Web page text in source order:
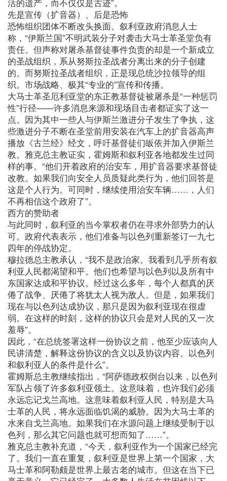
活的遗产，而不仅仅是古迹”。
先是宣传（扩音器）、后是恐怖
恐怖组织团体不断改头换面。叙利亚政府消息人士
称，“伊斯兰国”不明武装分子对袭击大马士革圣堂负有
责任。但声称对屠杀基督徒事件负责的却是一个新成立
的圣战组织，系从努斯拉圣战者分离出来的分子创建
的。而努斯拉圣战者组织，正是现总统沙拉领导的组
织。市场战略、极其“专业的”宣传和传播。
大马士革圣厄利亚堂的东正教基督徒被屠杀是“一种惩罚
性”行径——许多消息来源和现场目击者都证实了这一
点。因为其中一些人与伊斯兰激进分子发生了争执，这
些激进分子不断在圣堂前用安装在汽车上的扩音器高声
播放《古兰经》经文，呼吁基督徒们皈依并加入伊斯兰
教。雅克总主教证实，霍姆斯和叙利亚各地都发生过同
样的事。“他们开着政府的治安车，用扩音器要求基督徒
改教。如果我们向安全人员质疑此类行为，他们回答是
这是个人行为。可同时，继续使用治安车辆……，人们
不再相信这个政府了”。
西方的赞助者
与此同时，叙利亚的当今掌权者仍在寻求外部势力的认
可。政府代表表示，他们准备与以色列重新签订一九七
四年的停战协定。
穆拉德总主教承认，“我不是政治家。我看到几乎所有叙
利亚人民都渴望和平。他们也希望与以色列以及所有中
东国家达成和平协议。经过这么多年，每个人都真的厌
倦了战争、厌倦了将犹太人视为敌人。但是，如果我们
现在与以色列达成协议，那只是因为叙利亚现在很虚
弱。在这样的时刻，这样的协议只会是对人民的又一次
羞辱”。
因此，“在总统签署这样一份协议之前，他至少应该向人
民讲清楚，解释这份协议的含义以及协议内容。以色列
和叙利亚人的条件是什么”。
霍姆斯总主教继续指出，“阿萨德政权倒台以来，以色列
军队占领了许多叙利亚领土。这意味着，也许我们必须
永远忘记戈兰高地。这意味着叙利亚人民，特别是大马
士革的人民，将永远面临饥渴的威胁。因为大马士革的
水来自戈兰高地。如果我们在水源问题上继续受制于以
色列，那么其它问题也就可想而知了……”。
雅克总主教补充道，“今天，叙利亚作为一个国家已经完
了。我们一直在重复，叙利亚是世界上第一个国家，大
马士革和阿勒颇是世界上最古老的城市。但这在当下已